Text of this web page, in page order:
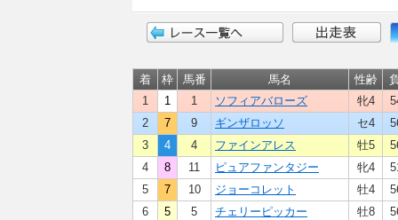
着 枠 馬番 馬名 性齢
1
1 1 ソフィアバローズ 牝4
2
7 9 ギンザロッソ セ4
3
4 4 ファインアレス 牡5
4
8 11 ピュアファンタジー 牝4
5
7 10 ジョーコレット 牡4
6
5 5 チェリーピッカー 牡8